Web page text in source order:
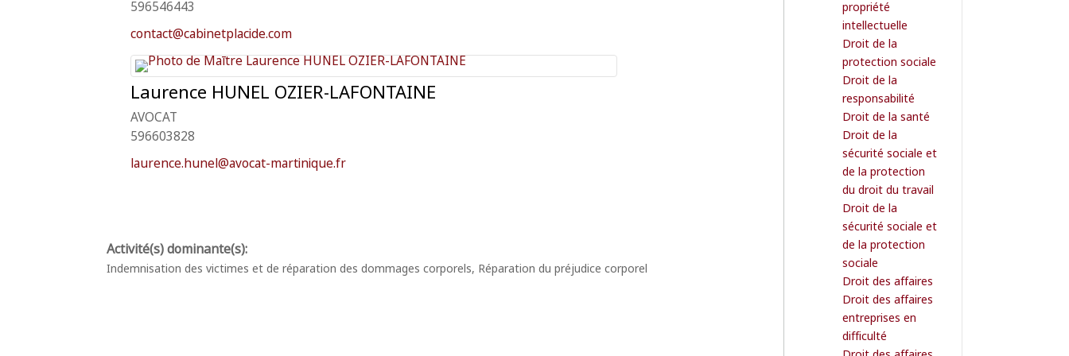
596546443
contact@cabinetplacide.com
Laurence HUNEL OZIER-LAFONTAINE
AVOCAT
596603828
laurence.hunel@avocat-martinique.fr
Indemnisation des victimes et de réparation des dommages corporels, Réparation du préjudice corporel
propriété
intellectuelle
Droit de la
protection sociale
Droit de la
responsabilité
Droit de la santé
Droit de la
sécurité sociale et
de la protection
du droit du travail
Droit de la
sécurité sociale et
de la protection
sociale
Droit des affaires
Droit des affaires
entreprises en
difficulté